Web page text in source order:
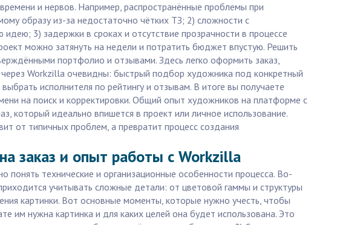
и нервов. Например, распространённые проблемы при
образу из-за недостаточно чётких ТЗ; 2) сложности с
3) задержки в сроках и отсутствие прозрачности в процессе
можно затянуть на недели и потратить бюджет впустую. Решить
портфолио и отзывами. Здесь легко оформить заказ,
Workzilla очевидны: быстрый подбор художника под конкретный
исполнителя по рейтингу и отзывам. В итоге вы получаете
на поиск и корректировки. Общий опыт художников на платформе с
который идеально впишется в проект или личное использование.
от типичных проблем, а превратит процесс создания
заказ и опыт работы с Workzilla
понять технические и организационные особенности процесса. Во-
учитывать сложные детали: от цветовой гаммы и структуры
картинки. Вот основные моменты, которые нужно учесть, чтобы
им нужна картинка и для каких целей она будет использована. Это